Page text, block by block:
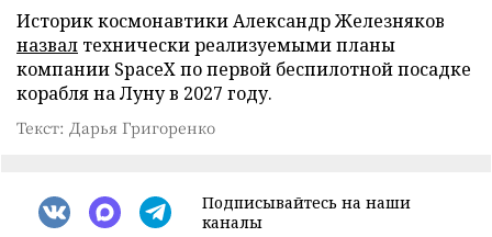
Историк космонавтики Александр Железняков
назвал технически реализуемыми планы
компании SpaceX по первой беспилотной посадке
корабля на Луну в 2027 году.
Текст: Дарья Григоренко
Подписывайтесь на наши
каналы